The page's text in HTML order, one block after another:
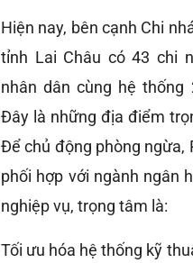
Hiện nay, bên cạnh Chi
tỉnh Lai Châu có 43 chi
nhân dân cùng hệ thống
Đây là những địa điểm
Để chủ động phòng ngừa,
phối hợp với ngành ngân
nghiệp vụ, trọng tâm là:
Tối ưu hóa hệ thống kỹ